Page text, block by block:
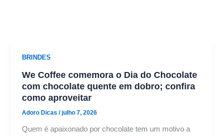
BRINDES
We Coffee comemora o Dia do Chocolate
com chocolate quente em dobro; confira
como aproveitar
Adoro Dicas/julho 7, 2026
Quem é apaixonado por chocolate tem um motivo a